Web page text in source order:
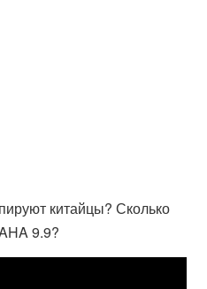
китайцы? Сколько
9.9?